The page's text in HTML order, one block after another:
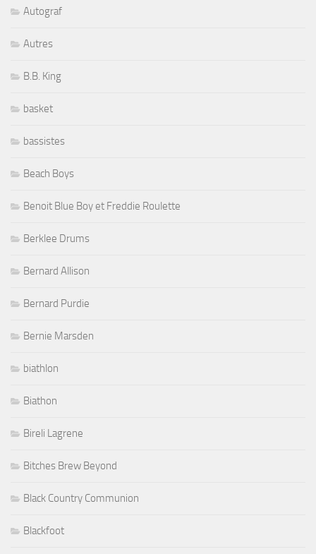
Autograf
Autres
B.B. King
basket
bassistes
Beach Boys
Benoit Blue Boy et Freddie Roulette
Berklee Drums
Bernard Allison
Bernard Purdie
Bernie Marsden
biathlon
Biathon
Bireli Lagrene
Bitches Brew Beyond
Black Country Communion
Blackfoot